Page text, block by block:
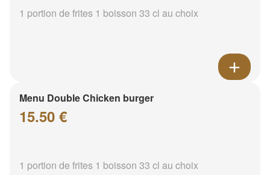
1 portion de frites 1 boisson 33 cl au choix
Menu Double Chicken burger
15.50 €
1 portion de frites 1 boisson 33 cl au choix